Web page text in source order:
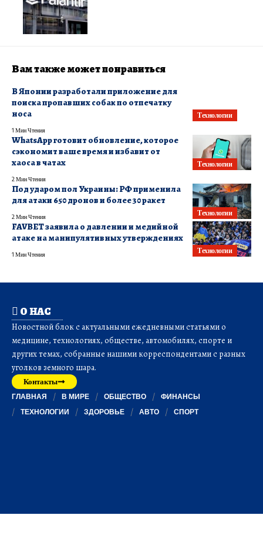
Вам также может понравиться
Технологии
В Японии разработали приложение для
поиска пропавших собак по отпечатку
носа
1 Мин Чтения
Технологии
WhatsApp готовит обновление, которое
сэкономит ваше время и избавит от
хаоса в чатах
2 Мин Чтения
Технологии
Под ударом пол Украины: РФ применила
для атаки 650 дронов и более 30 ракет
2 Мин Чтения
Технологии
FAVBET заявила о давлении и медийной
атаке на манипулятивных утверждениях
1 Мин Чтения
О НАС
Новостной блок с актуальными ежедневными статьями о
медицине, технологиях, обществе, автомобилях, спорте и
других темах, собранные нашими корреспондентами с разных
уголков земного шара.
Контакты
ГЛАВНАЯ В МИРЕ ОБЩЕСТВО
ФИНАНСЫ
ТЕХНОЛОГИИ
ЗДОРОВЬЕ АВТО СПОРТ